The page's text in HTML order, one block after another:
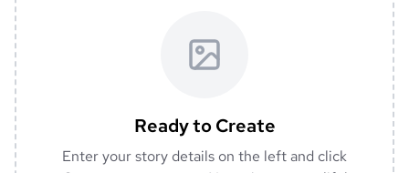
Ready to Create
Enter your story details on the left and click